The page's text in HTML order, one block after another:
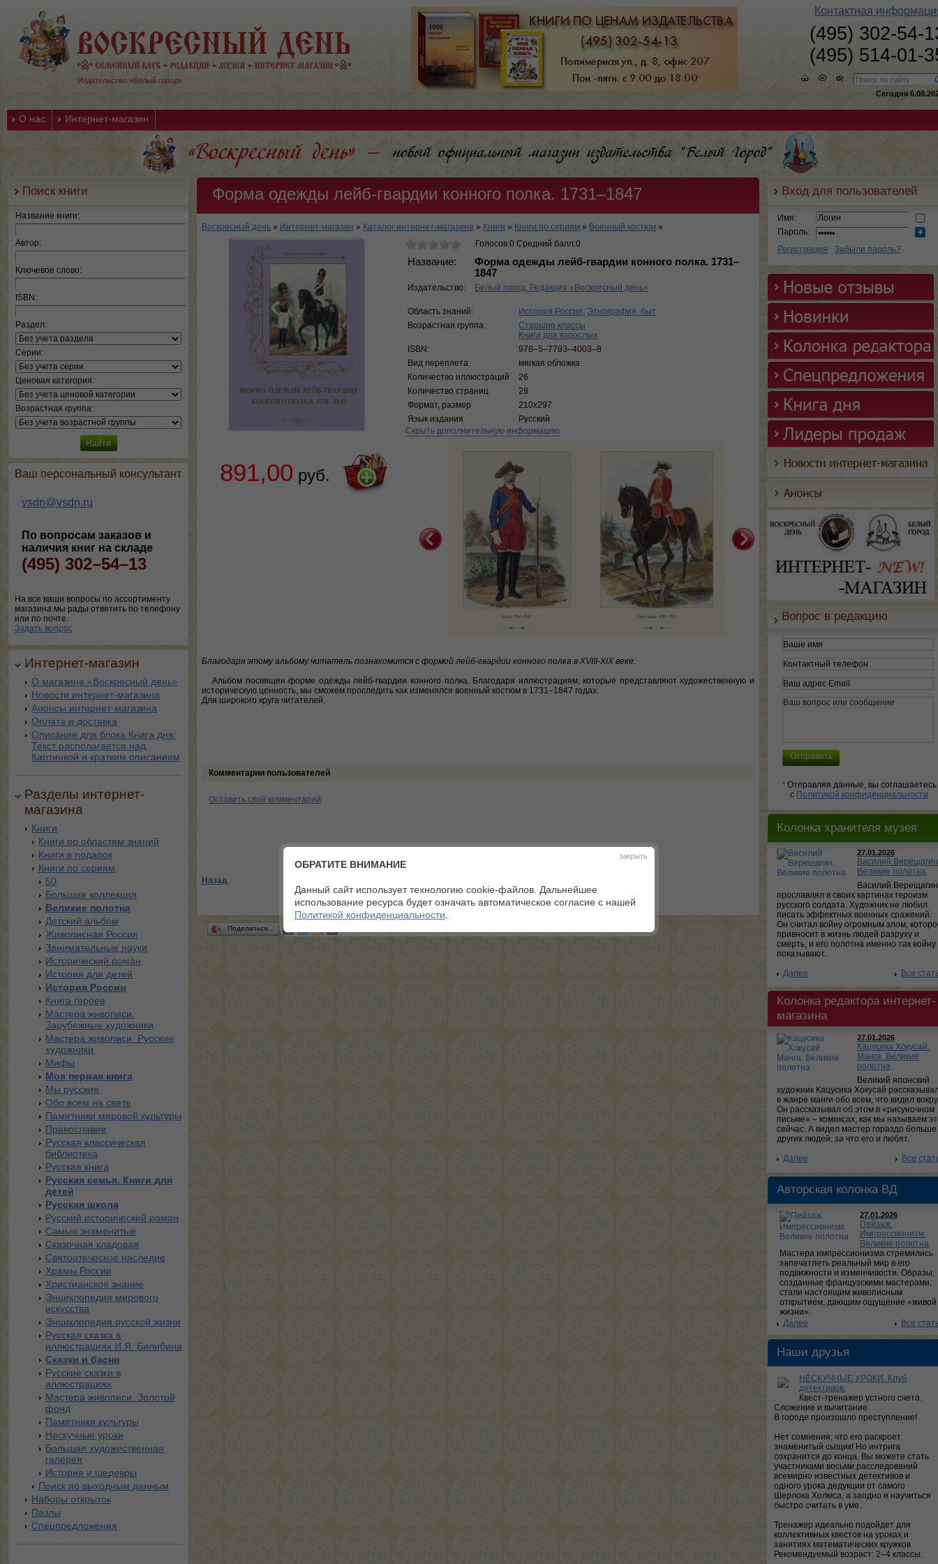
Издательство «Белый город»
Контактная
(495) 302-54-
(495) 514-01-
Сегодня
О нас Интернет-магазин
Поиск книги
Название книги:
Автор:
Ключевое слово:
ISBN:
Раздел:
Серии:
Ценовая категория:
Возрастная группа:
Ваш персональный консультант
vsdn@vsdn.ru
По вопросам заказов и
наличия книг на складе
(495) 302–54–13
На все ваши вопросы по ассортименту
магазина мы рады ответить по телефону
или по почте.
Задать вопрос
Интернет-магазин
О магазине «Воскресный день»
Новости интернет-магазина
Анонсы интернет-магазина
Оплата и доставка
Описание для блока Книга дня.
Текст располагается над
Картинкой и кратким описанием
Разделы интернет-
магазина
Книги
Книги по областям знаний
Книги в подарок
Книги по сериям
50
Большая коллекция
Великие полотна
Детский альбом
Живописная Россия
Занимательные науки
Исторический роман
История для детей
История России
Книга героев
Мастера живописи.
Зарубежные художники
Мастера живописи. Русские
художники
Мифы
Моя первая книга
Мы русские
Обо всем на свете
Памятники мировой культуры
Православие
Русская классическая
библиотека
Русская книга
Русская семья. Книги для
детей
Русская школа
Русский исторический роман
Самые знаменитые
Сказочная кладовая
Святоотеческое наследие
Храмы России
Христианское знание
Энциклопедия мирового
искусства
Энциклопедия русской жизни
Русская сказка в
иллюстрациях И.Я. Билибина
Сказки и басни
Русские сказки в
иллюстрациях
Мастера живописи. Золотой
фонд
Памятники культуры
Нескучные уроки
Большая художественная
галерея
История и шедевры
Поиск по выходным данным
Наборы открыток
Пазлы
Спецпредложения
Форма одежды лейб-гвардии конного полка. 1731–1847
Воскресный день » Интернет-магазин » Каталог интернет-магазина » Книги » Книги по сериям » Военный костюм »
891,00 руб.
Голосов:0 Средний балл:0
Название:
Форма одежды лейб-гвардии конного полка. 1731–
1847
Издательство: Белый город. Редакция «Воскресный день»
Область знаний: История России, Этнография, быт
Возрастная группа:
Старшие классы
Книги для взрослых
ISBN:
978–5–7793–4003–8
Вид переплета
мягкая обложка
Количество иллюстраций
26
Количество страниц
28
Формат, размер
210x297
Язык издания
Русский
Скрыть дополнительную информацию
Благодаря этому альбому читатель познакомится с формой лейб-гвардии конного полка в XVIII-XIX веке.
Альбом посвящен форме одежды лейб-гвардии конного полка. Благодаря иллюстрациям, которые представляют художественную и
историческую ценность, мы сможем проследить как изменялся военный костюм в 1731–1847 годах.
Для широкого круга читателей.
Комментарии пользователей
Оставить свой комментарий
Назад
Поделиться…
Вход для пользователей
Имя:
Пароль:
Регистрация
Забыли пароль?
Вопрос в редакцию
* Отправляя данные, вы соглашаетесь
с Политикой конфиденциальности
Колонка хранителя музея
27.01.2026
Василий
Великие полотна
Василий Верещагин
прославлял в своих картинах героизм
русского солдата. Художник не любил
писать эффектных военных сражений.
Он считал войну огромным злом,
привносит в жизнь людей разруху и
смерть, и его полотна именно так войну
показывают.
Далее
Все
Колонка редактора интернет-
магазина
27.01.2026
Кацусика Хокусай.
Манга. Великие
полотна
Великий японский
художник Кацусика Хокусай
в жанре манги обо всем, что видел
Он рассказывал об этом в «рисуночном
письме» – комиксах, как мы называем
сейчас. А видел мастер гораздо больше
других людей, за что его и любят.
Далее
Все
Авторская колонка ВД
27.01.2026
Пейзаж.
Импрессионизм.
Великие полотна
Мастера импрессионизма стремились
запечатлеть реальный мир в его
подвижности и изменчивости. Образы,
созданные французскими мастерами,
стали настоящим живописным
открытием, дающим ощущение «живой
жизни».
Далее
Все
Наши друзья
НЕСКУЧНЫЕ УРОКИ. Клуб
детективов.
Квест-тренажер устного счета.
Сложение и вычитание.
В городе произошло преступление!
Нет сомнения, что его раскроет
знаменитый сыщик! Но интрига
сохранится до конца. Вы можете стать
участниками восьми расследований
всемирно известных детективов и
одного урока дедукции от самого
Шерлока Холмса, а заодно и научиться
быстро считать в уме.
Тренажер идеально подойдет для
коллективных квестов на уроках и
занятиях математических кружков.
Рекомендуемый возраст: 2–4 классы.
закрыть
ОБРАТИТЕ ВНИМАНИЕ
Данный сайт использует технологию cookie-файлов. Дальнейшее
использование ресурса будет означать автоматическое согласие с нашей
Политикой конфиденциальности